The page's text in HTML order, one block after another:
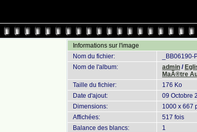
Informations sur l'image
Nom du fichier:
Nom de l'album:
admin /
MaÃ®tre
Taille du fichier:
176 Ko
Date d'ajout:
09 Octobre
Dimensions:
1000 x 667
Affichées:
517 fois
Balance des blancs:
1